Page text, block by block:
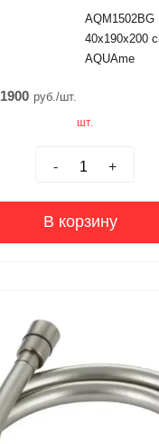
AQM1502BG
40х190х200
AQUAme
1900 руб./шт.
шт.
- +
В корзину